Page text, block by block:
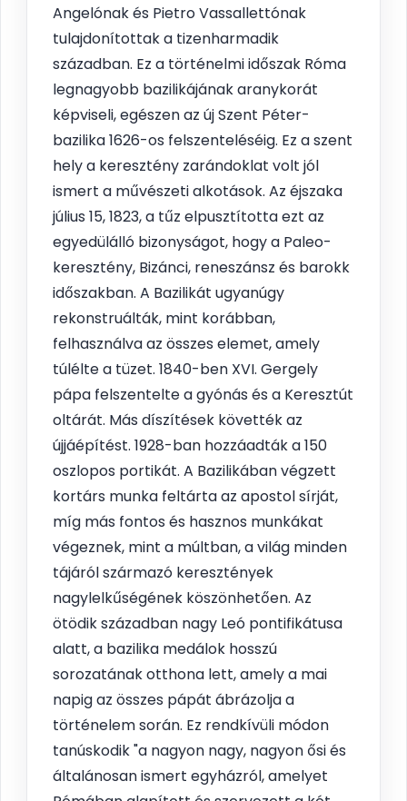
Angelónak és Pietro Vassallettónak
tulajdonítottak a tizenharmadik
században. Ez a történelmi időszak Róma
legnagyobb bazilikájának aranykorát
képviseli, egészen az új Szent Péter-
bazilika 1626-os felszenteléséig. Ez a szent
hely a keresztény zarándoklat volt jól
ismert a művészeti alkotások. Az éjszaka
július 15, 1823, a tűz elpusztította ezt az
egyedülálló bizonyságot, hogy a Paleo-
keresztény, Bizánci, reneszánsz és barokk
időszakban. A Bazilikát ugyanúgy
rekonstruálták, mint korábban,
felhasználva az összes elemet, amely
túlélte a tüzet. 1840-ben XVI. Gergely
pápa felszentelte a gyónás és a Keresztút
oltárát. Más díszítések követték az
újjáépítést. 1928-ban hozzáadták a 150
oszlopos portikát. A Bazilikában végzett
kortárs munka feltárta az apostol sírját,
míg más fontos és hasznos munkákat
végeznek, mint a múltban, a világ minden
tájáról származó keresztények
nagylelkűségének köszönhetően. Az
ötödik században nagy Leó pontifikátusa
alatt, a bazilika medálok hosszú
sorozatának otthona lett, amely a mai
napig az összes pápát ábrázolja a
történelem során. Ez rendkívüli módon
tanúskodik "a nagyon nagy, nagyon ősi és
általánosan ismert egyházról, amelyet